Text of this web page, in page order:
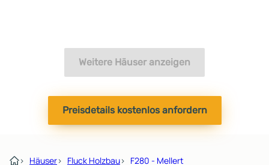
Weitere Häuser anzeigen
Preisdetails kostenlos anfordern
› Häuser› Fluck Holzbau› F280 - Mellert